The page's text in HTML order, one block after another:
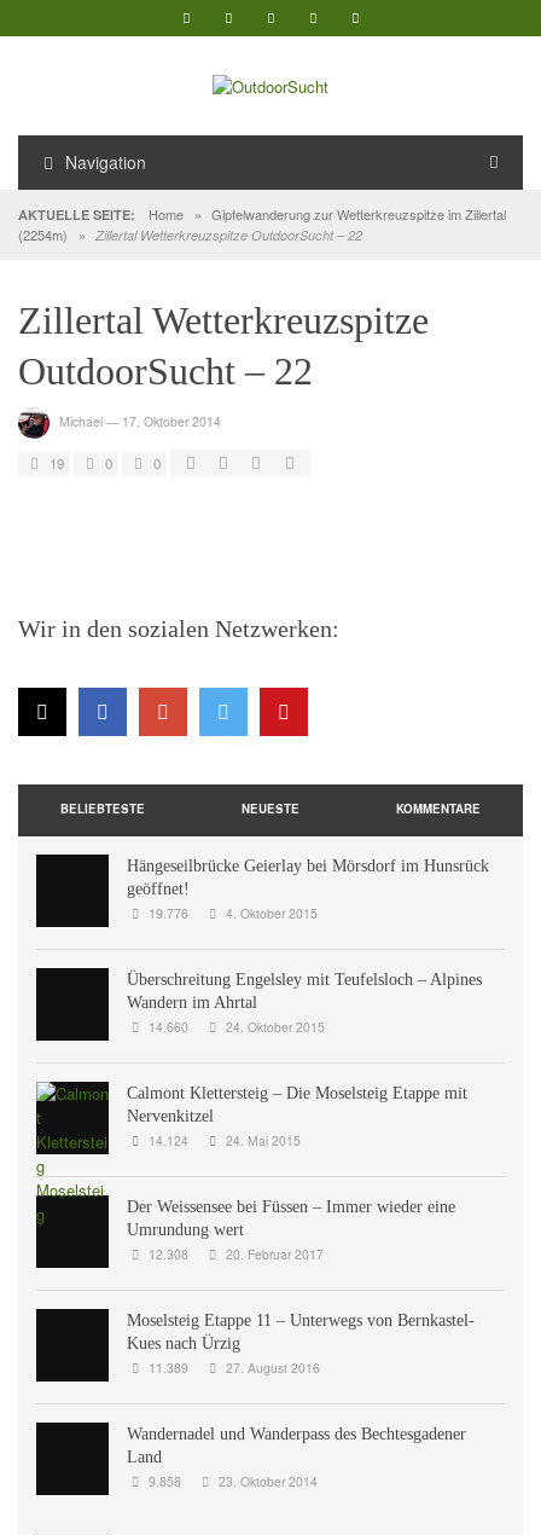
Navigation
AKTUELLE SEITE: Home » Gipfelwanderung zur Wetterkreuzspitze im Zillertal
(2254m)
» Zillertal Wetterkreuzspitze OutdoorSucht – 22
Zillertal Wetterkreuzspitze
OutdoorSucht – 22
Michael — 17. Oktober 2014
19 0 0
Wir in den sozialen Netzwerken:
BELIEBTESTE NEUESTE KOMMENTARE
Hängeseilbrücke Geierlay bei Mörsdorf im Hunsrück
geöffnet!
19.776 4. Oktober 2015
Überschreitung Engelsley mit Teufelsloch – Alpines
Wandern im Ahrtal
14.660 24. Oktober 2015
Calmont Klettersteig – Die Moselsteig Etappe mit
Nervenkitzel
14.124 24. Mai 2015
Der Weissensee bei Füssen – Immer wieder eine
Umrundung wert
12.308 20. Februar 2017
Moselsteig Etappe 11 – Unterwegs von Bernkastel-
Kues nach Ürzig
11.389 27. August 2016
Wandernadel und Wanderpass des Bechtesgadener
Land
9.858 23. Oktober 2014